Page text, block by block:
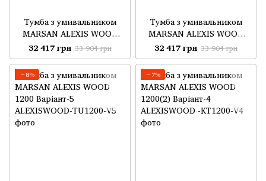
Тумба з умивальником
MARSAN ALEXIS WOOD
1000 Варіант-3 стандарт
glass
32 417 грн 33 904 грн
Тумба з умивальником
MARSAN ALEXIS WOOD
1000 Варіант 3
32 417 грн 33 904 грн
−8% −7%